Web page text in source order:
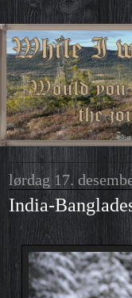
lørdag 17.
India-